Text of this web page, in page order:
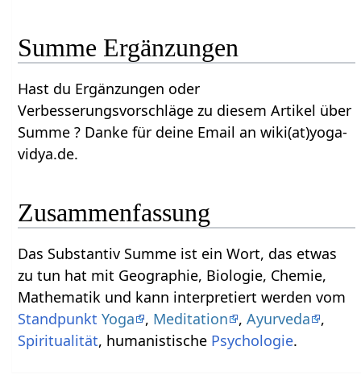
Summe‏‎ Ergänzungen
Hast du Ergänzungen oder
Verbesserungsvorschläge zu diesem Artikel über
Summe‏‎ ? Danke für deine Email an wiki(at)yoga-
vidya.de.
Zusammenfassung
Das Substantiv Summe‏‎ ist ein Wort, das etwas
zu tun hat mit Geographie, Biologie, Chemie,
Mathematik und kann interpretiert werden vom
Standpunkt Yoga , Meditation ,Ayurveda
,
Spiritualität, humanistische Psychologie.